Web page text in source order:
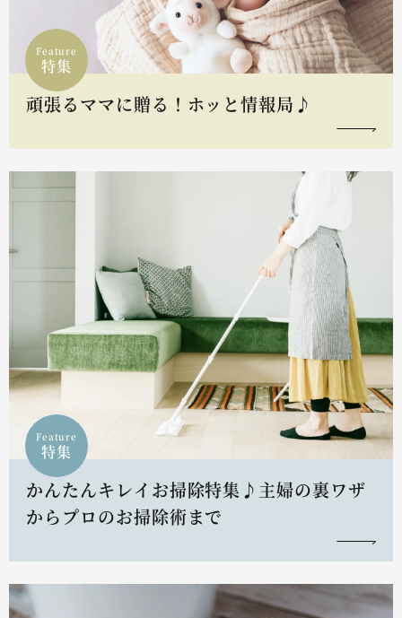
Feature
特集
頑張るママに贈る！ホッと情報局♪
Feature
特集
かんたんキレイお掃除特集♪主婦の裏ワザ
からプロのお掃除術まで